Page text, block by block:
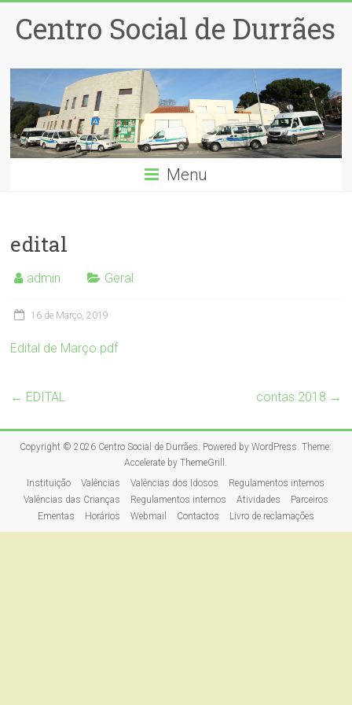
Centro Social de Durrães
Menu
edital
admin Geral
16 de Março, 2019
Edital de Março.pdf
← EDITAL contas 2018 →
Copyright © 2026 Centro Social de Durrães. Powered byWordPress. Theme:
Accelerate byThemeGrill .
Instituição
Valências Valências dos Idosos
Regulamentos internos
Valências das Crianças
Regulamentos internos Atividades
Parceiros
Ementas
Horários Webmail Contactos Livro de reclamações